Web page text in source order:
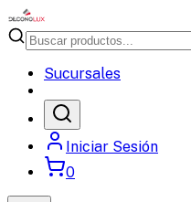
Sucursales
Iniciar Sesión
0